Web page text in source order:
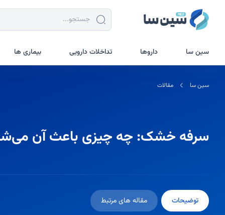
جستجو در سین سا
سین سا داروها تداخلات دارویی بیماری ها
سین سا مقالات
سرفه خشک: چه چیزی باعث آن می‌شود
توضیحات مقاله های مرتبط